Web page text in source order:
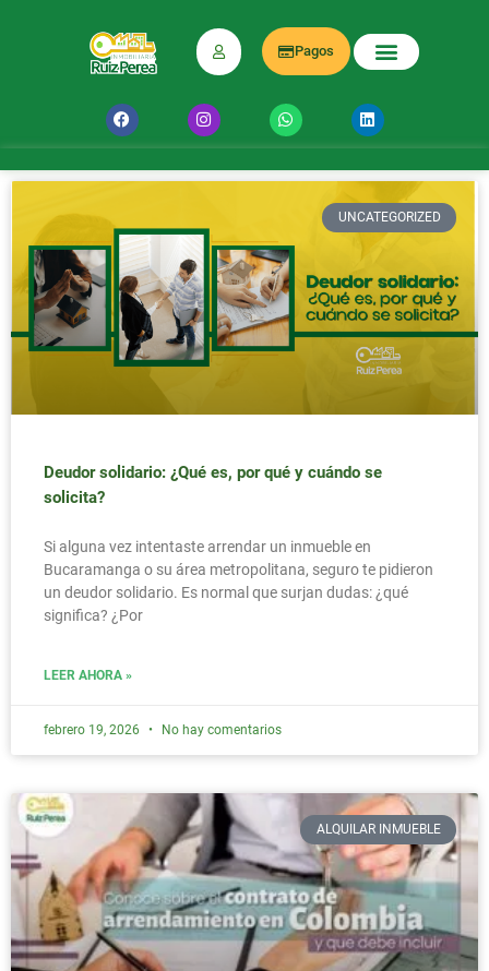
Pagos
UNCATEGORIZED
Deudor solidario: ¿Qué es, por qué y cuándo se
solicita?
Si alguna vez intentaste arrendar un inmueble en
Bucaramanga o su área metropolitana, seguro te pidieron
un deudor solidario. Es normal que surjan dudas: ¿qué
significa? ¿Por
LEER AHORA »
febrero 19, 2026 No hay comentarios
ALQUILAR INMUEBLE